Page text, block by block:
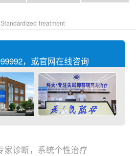
Standardized treatment
，或官网在线咨询
家诊断，系统个性治疗